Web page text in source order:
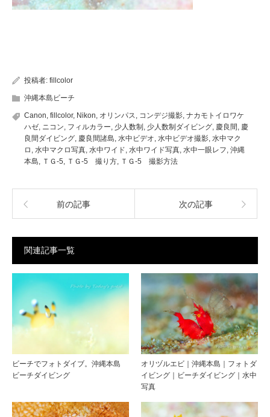
投稿者: fillcolor
沖縄本島ビーチ
Canon fillcolor, Nikon オリンパス コンデジ撮影 ナカモトイロワケ
ハゼ ニコン フィルカラー 少人数制 少人数制ダイビング 慶良間 慶
良間ダイビング 慶良間諸島 水中ビデオ 水中ビデオ撮影 水中マク
ロ 水中マクロ写真 水中ワイド 水中ワイド写真 水中一眼レフ 沖縄
本島
ＴＧ-5 ＴＧ-5 撮り方 ＴＧ-5 撮影方法
前の記事 次の記事
関連記事一覧
ビーチでフォトダイブ。沖縄本島
ビーチダイビング
オリヅルエビ｜沖縄本島｜フォトダ
イビング｜ビーチダイビング｜水中
写真